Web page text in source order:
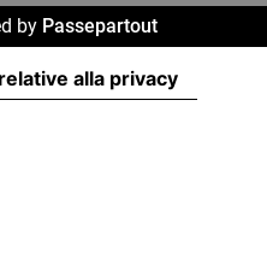
by Passepartout
alla privacy